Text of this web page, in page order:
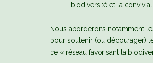
biodiversité et la
Nous aborderons notamment
pour soutenir (ou décourager)
ce « réseau favorisant la